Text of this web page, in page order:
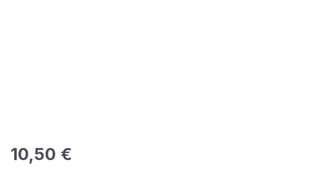
Prix régulier :
10,50 €